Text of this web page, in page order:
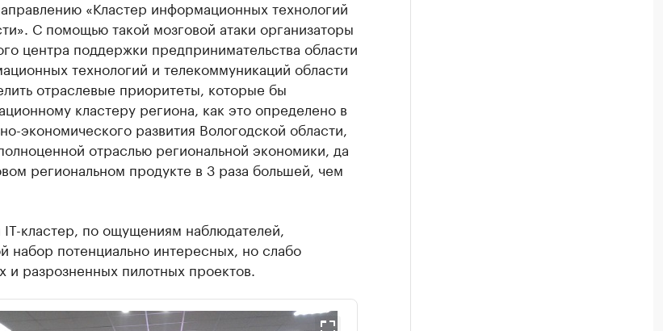
«Кластер информационных технологий
С помощью такой мозговой атаки организаторы
центра поддержки предпринимательства области
технологий и телекоммуникаций области
отраслевые приоритеты, которые бы
кластеру региона, как это определено в
экономического развития Вологодской области,
отраслью региональной экономики, да
региональном продукте в 3 раза большей, чем
кластер, по ощущениям наблюдателей,
набор потенциально интересных, но слабо
и разрозненных пилотных проектов.